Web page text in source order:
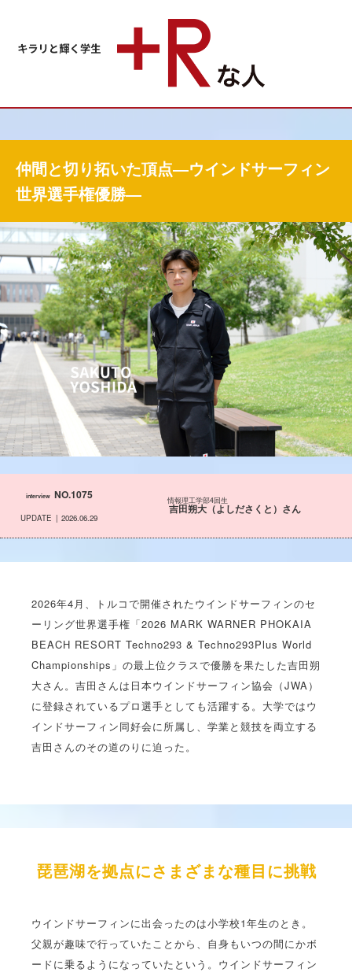
仲間と切り拓いた頂点―ウインドサーフィン
世界選手権優勝―
interview NO.1075
UPDATE 2026.06.29
情報理工学部4回生
吉田朔大（よしださくと）さん
2026年4月、トルコで開催されたウインドサーフィンのセ
ーリング世界選手権「2026 MARK WARNER PHOKAIA
BEACH RESORT Techno293 & Techno293Plus World
Championships」の最上位クラスで優勝を果たした吉田朔
大さん。吉田さんは日本ウインドサーフィン協会（JWA）
に登録されているプロ選手としても活躍する。大学ではウ
インドサーフィン同好会に所属し、学業と競技を両立する
吉田さんのその道のりに迫った。
琵琶湖を拠点にさまざまな種目に挑戦
ウインドサーフィンに出会ったのは小学校1年生のとき。
父親が趣味で行っていたことから、自身もいつの間にかボ
ードに乗るようになっていたという。ウインドサーフィン